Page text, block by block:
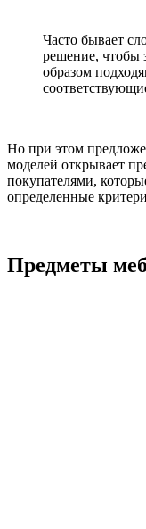
Часто бывает
решение, чтобы
образом
Но при этом
моделей открывает
покупателями,
определенные
Предметы